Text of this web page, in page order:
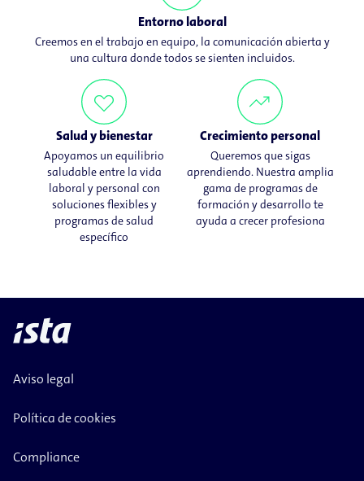
Entorno laboral
Creemos en el trabajo en equipo, la comunicación abierta y
una cultura donde todos se sienten incluidos.
Salud y bienestar
Apoyamos un equilibrio
saludable entre la vida
laboral y personal con
soluciones flexibles y
programas de salud
específico
Crecimiento personal
Queremos que sigas
aprendiendo. Nuestra amplia
gama de programas de
formación y desarrollo te
ayuda a crecer profesiona
Aviso legal
Política de cookies
Compliance